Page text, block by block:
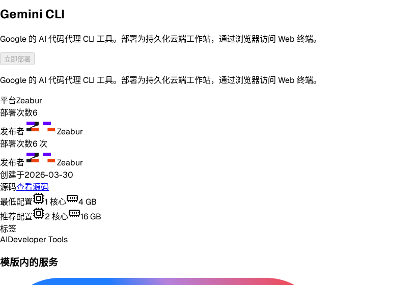
Gemini CLI
Google 的 AI 代码代理 CLI 工具。部署为持久化云端工作站，通过浏览器访问 Web 终端。
立即部署
Google 的 AI 代码代理 CLI 工具。部署为持久化云端工作站，通过浏览器访问 Web 终端。
平台Zeabur
部署次数6
发布者
Zeabur
部署次数6 次
发布者
Zeabur
创建于2026-03-30
源码查看源码
最低配置
1 核心 4 GB
推荐配置
2 核心 16GB
标签
AIDeveloper Tools
模版内的服务